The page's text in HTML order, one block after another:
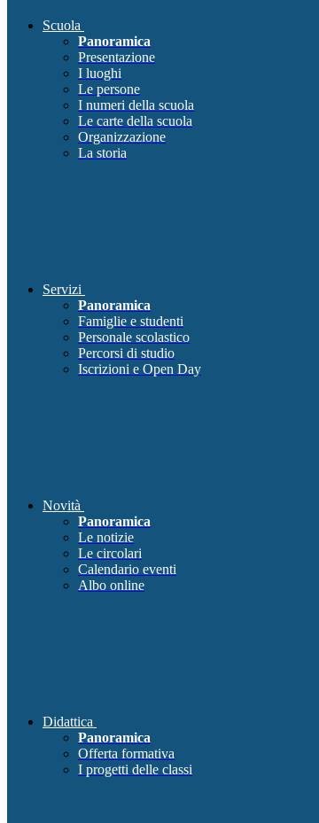
Scuola
Panoramica
Presentazione
I luoghi
Le persone
I numeri della scuola
Le carte della scuola
Organizzazione
La storia
Servizi
Panoramica
Famiglie e studenti
Personale scolastico
Percorsi di studio
Iscrizioni e Open Day
Novità
Panoramica
Le notizie
Le circolari
Calendario eventi
Albo online
Didattica
Panoramica
Offerta formativa
I progetti delle classi